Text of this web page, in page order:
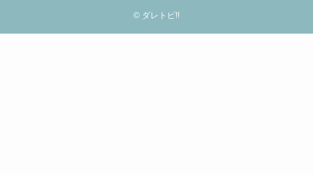
ッ
© ダレトピ!!